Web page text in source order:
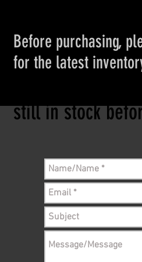
Before purchasing,
for the latest
still in stock